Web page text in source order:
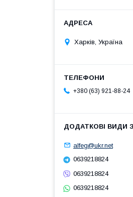
Харків, Україна
+380 (63) 921-88-24
alfeg@ukr.net
0639218824
0639218824
0639218824